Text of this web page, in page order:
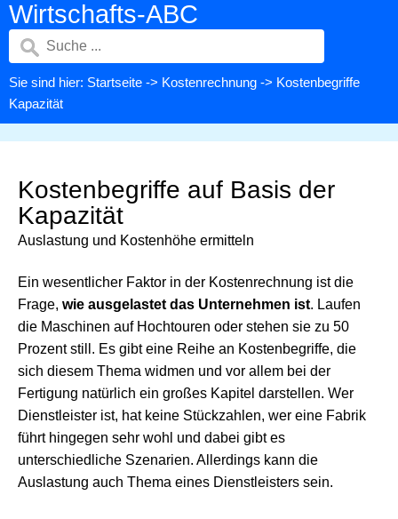
Wirtschafts-ABC
Sie sind hier: Startseite -> Kostenrechnung -> Kostenbegriffe
Kapazität
Kostenbegriffe auf Basis der
Kapazität
Auslastung und Kostenhöhe ermitteln
Ein wesentlicher Faktor in der Kostenrechnung ist die
Frage, wie ausgelastet das Unternehmen ist. Laufen
die Maschinen auf Hochtouren oder stehen sie zu 50
Prozent still. Es gibt eine Reihe an Kostenbegriffe, die
sich diesem Thema widmen und vor allem bei der
Fertigung natürlich ein großes Kapitel darstellen. Wer
Dienstleister ist, hat keine Stückzahlen, wer eine Fabrik
führt hingegen sehr wohl und dabei gibt es
unterschiedliche Szenarien. Allerdings kann die
Auslastung auch Thema eines Dienstleisters sein.